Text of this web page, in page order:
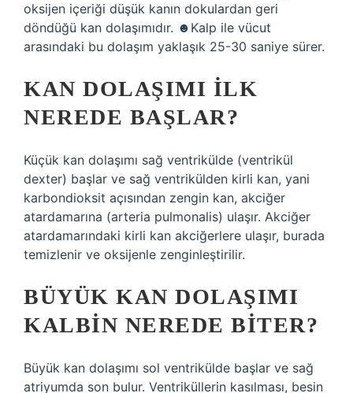
oksijen içeriği düşük kanın dokulardan geri
döndüğü kan dolaşımıdır. ☻Kalp ile vücut
arasındaki bu dolaşım yaklaşık 25-30 saniye sürer.
KAN DOLAŞIMI ILK
NEREDE BAŞLAR?
Küçük kan dolaşımı sağ ventrikülde (ventrikül
dexter) başlar ve sağ ventrikülden kirli kan, yani
karbondioksit açısından zengin kan, akciğer
atardamarına (arteria pulmonalis) ulaşır. Akciğer
atardamarındaki kirli kan akciğerlere ulaşır, burada
temizlenir ve oksijenle zenginleştirilir.
BÜYÜK KAN DOLAŞIMI
KALBIN NEREDE BITER?
Büyük kan dolaşımı sol ventrikülde başlar ve sağ
atriyumda son bulur. Ventriküllerin kasılması, besin